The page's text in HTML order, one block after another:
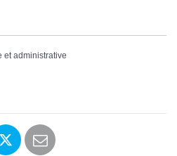
et administrative